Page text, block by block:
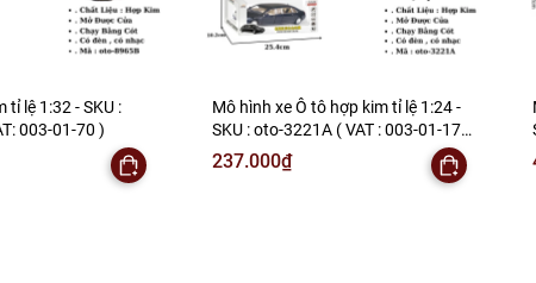
tỉ lệ 1:32 - SKU :
003-01-70 )
Mô hình xe Ô tô hợp kim tỉ lệ 1:24 -
SKU : oto-3221A ( VAT : 003-01-170
)
237.000₫